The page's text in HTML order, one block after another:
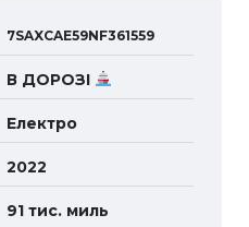
7SAXCAE59NF361559
В ДОРОЗІ
Електро
2022
91 тис. миль